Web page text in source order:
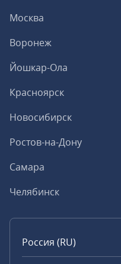
Москва
Воронеж
Йошкар-Ола
Красноярск
Новосибирск
Ростов-на-Дону
Самара
Челябинск
Россия (RU)